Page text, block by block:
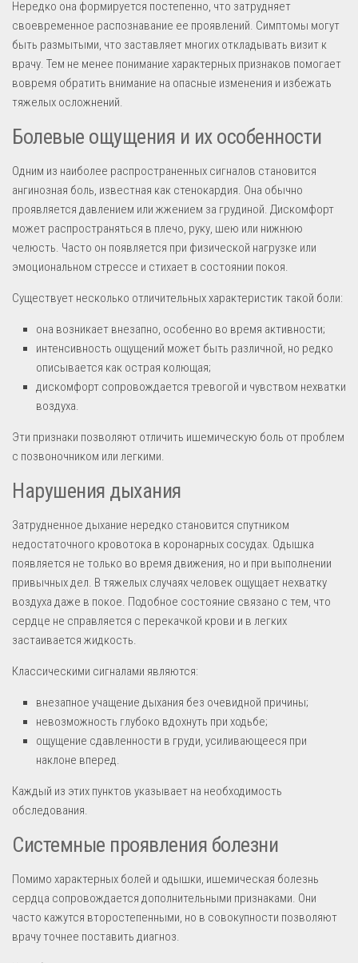
Нередко она формируется постепенно, что затрудняет
своевременное распознавание ее проявлений. Симптомы могут
быть размытыми, что заставляет многих откладывать визит к
врачу. Тем не менее понимание характерных признаков помогает
вовремя обратить внимание на опасные изменения и избежать
тяжелых осложнений.
Болевые ощущения и их особенности
Одним из наиболее распространенных сигналов становится
ангинозная боль, известная как стенокардия. Она обычно
проявляется давлением или жжением за грудиной. Дискомфорт
может распространяться в плечо, руку, шею или нижнюю
челюсть. Часто он появляется при физической нагрузке или
эмоциональном стрессе и стихает в состоянии покоя.
Существует несколько отличительных характеристик такой боли:
она возникает внезапно, особенно во время активности;
интенсивность ощущений может быть различной, но редко
описывается как острая колющая;
дискомфорт сопровождается тревогой и чувством нехватки
воздуха.
Эти признаки позволяют отличить ишемическую боль от проблем
с позвоночником или легкими.
Нарушения дыхания
Затрудненное дыхание нередко становится спутником
недостаточного кровотока в коронарных сосудах. Одышка
появляется не только во время движения, но и при выполнении
привычных дел. В тяжелых случаях человек ощущает нехватку
воздуха даже в покое. Подобное состояние связано с тем, что
сердце не справляется с перекачкой крови и в легких
застаивается жидкость.
Классическими сигналами являются:
внезапное учащение дыхания без очевидной причины;
невозможность глубоко вдохнуть при ходьбе;
ощущение сдавленности в груди, усиливающееся при
наклоне вперед.
Каждый из этих пунктов указывает на необходимость
обследования.
Системные проявления болезни
Помимо характерных болей и одышки, ишемическая болезнь
сердца сопровождается дополнительными признаками. Они
часто кажутся второстепенными, но в совокупности позволяют
врачу точнее поставить диагноз.